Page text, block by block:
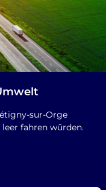
sur-Orge
leer fahren würden.